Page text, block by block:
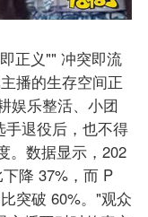
正义"" 冲突即流
播的生存空间正
娱乐整活、小团
手退役后，也不得
。数据显示，202
降 37%，而 P
突破 60%。​"观众